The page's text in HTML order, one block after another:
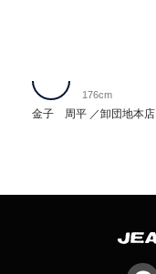
金子 周平 卸団地本店
176cm